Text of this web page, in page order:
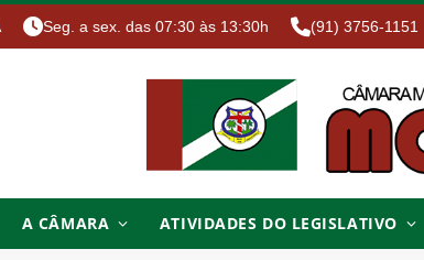
Seg. a sex. das 07:30 às 13:30h (91) 3756-1151
A CÂMARA ATIVIDADES DO LEGISLATIVO